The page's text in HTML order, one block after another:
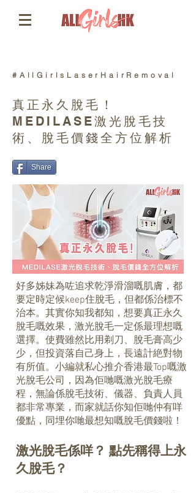
#AllGirlsLaserHairRemoval
真正永久脫毛！
MEDILASE激光脫毛技
術、脫毛價錢全方位解析
Share
好多姊妹為咗追求乾淨滑溜嘅肌膚，都
要定時定候keep住脫毛，但都係治標不
治本。其實你知我都知，想要真正永久
脫毛嘅效果，激光脫毛一定係最理想嘅
選擇。使費雖然比用剃刀、脫毛膏高少
少，但投資落自己身上，長遠計絶對物
有所值。小編就私心推介香港最Top嘅激
光脫毛公司，因為佢哋嘅激光脫毛療
程，無論係脫毛技術、儀器、負責人員
都非常專業，而家就話你知佢哋仲有咩
優點，同埋你哋最想知嘅脫毛價錢啦！
激光脫毛係咩？ 點先稱得上永
久脫毛？